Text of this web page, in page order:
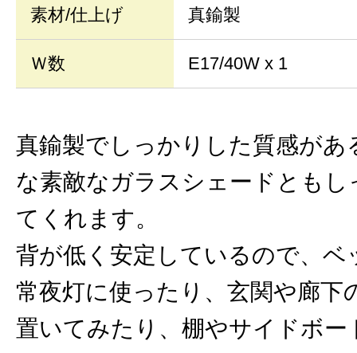
素材/仕上げ 真鍮製
Ｗ数 E17/40W x 1
真鍮製でしっかりした質感があ
な素敵なガラスシェードともし
てくれます。
背が低く安定しているので、ベ
常夜灯に使ったり、玄関や廊下
置いてみたり、棚やサイドボー